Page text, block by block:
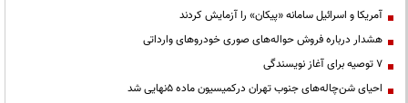
آمریکا و اسرائیل سامانه «پیکان» را آزمایش کردند
هشدار درباره فروش حواله‌های صوری خودروهای وارداتی
۷ توصیه برای آغاز نویسندگی
احیای شن‌چاله‌های جنوب تهران درکمیسیون ماده ۵نهایی شد